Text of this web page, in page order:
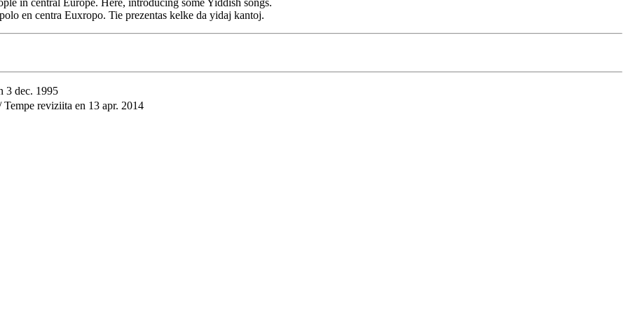
in central Europe. Here, introducing some Yiddish songs.
en centra Euxropo. Tie prezentas kelke da yidaj kantoj.
3 dec. 1995
reviziita en 13 apr. 2014